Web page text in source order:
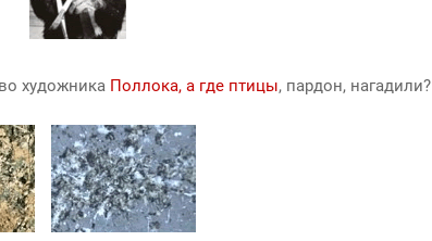
художника Поллока, а где птицы, пардон, нагадили?